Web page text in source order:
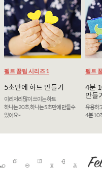
펠트 꿀팁 시리즈 1
5초만에 하트 만들기
이리저리 많이 쓰이는 하트
하나는 20초, 하나는 5초만에 만들수
있어요~
펠트
4분
만들
유용하
4분 10